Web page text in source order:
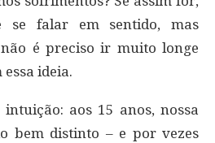
se falar em sentido, mas
é preciso ir muito longe
ideia.
aos 15 anos, nossa
bem distinto – e por vezes